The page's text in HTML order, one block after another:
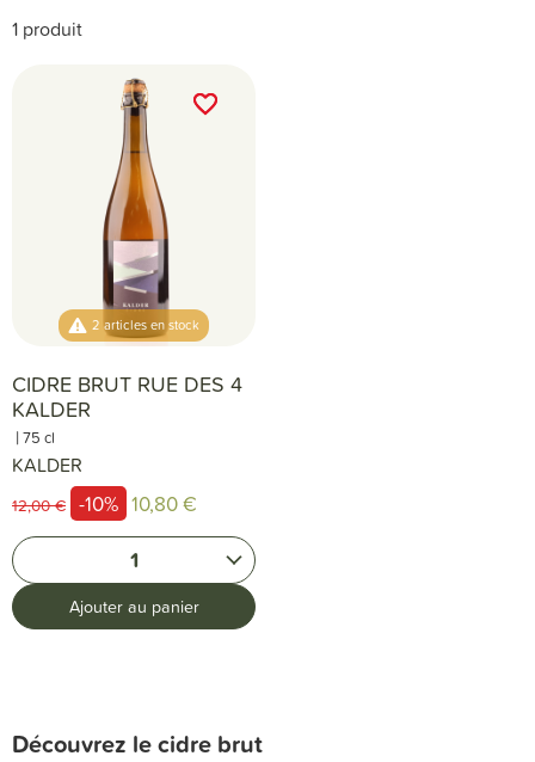
1 produit
2 articles en stock
CIDRE BRUT RUE DES 4
KALDER
|75 cl
KALDER
12,00 € -10% 10,80 €
1
Ajouter au panier
favorite_border
favorite_border
Découvrez lecidre brut